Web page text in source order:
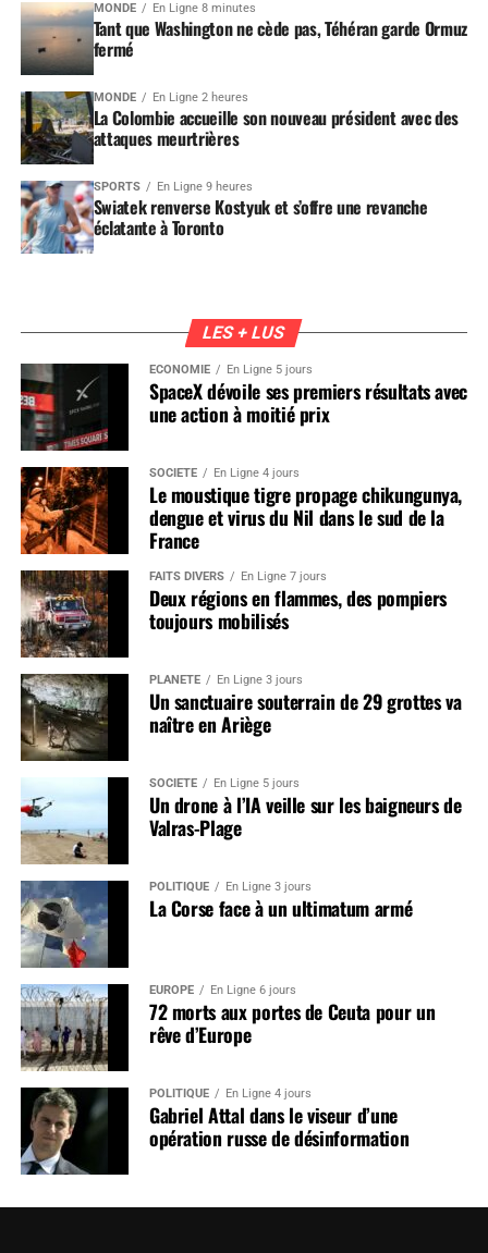
MONDE En Ligne 8 minutes
Tant que Washington ne cède pas, Téhéran garde Ormuz
fermé
MONDE En Ligne 2 heures
La Colombie accueille son nouveau président avec des
attaques meurtrières
SPORTS En Ligne 9 heures
Swiatek renverse Kostyuk et s’offre une revanche
éclatante à Toronto
LES + LUS
ÉCONOMIE En Ligne 5 jours
SpaceX dévoile ses premiers résultats avec
une action à moitié prix
SOCIÉTÉ En Ligne 4 jours
Le moustique tigre propage chikungunya,
dengue et virus du Nil dans le sud de la
France
FAITS DIVERS En Ligne 7 jours
Deux régions en flammes, des pompiers
toujours mobilisés
PLANÈTE En Ligne 3 jours
Un sanctuaire souterrain de 29 grottes va
naître en Ariège
SOCIÉTÉ En Ligne 5 jours
Un drone à l’IA veille sur les baigneurs de
Valras-Plage
POLITIQUE En Ligne 3 jours
La Corse face à un ultimatum armé
EUROPE En Ligne 6 jours
72 morts aux portes de Ceuta pour un
rêve d’Europe
POLITIQUE En Ligne 4 jours
Gabriel Attal dans le viseur d’une
opération russe de désinformation